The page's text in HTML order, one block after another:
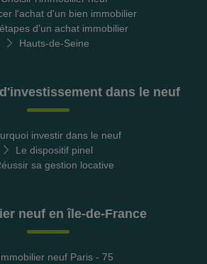
l'achat d'un bien immobilier
d'un achat immobilier
Hauts-de-Seine
dans le neuf
investir dans le neuf
Le dispositif pinel
sa gestion locative
neuf en île-de-France
neuf Paris - 75